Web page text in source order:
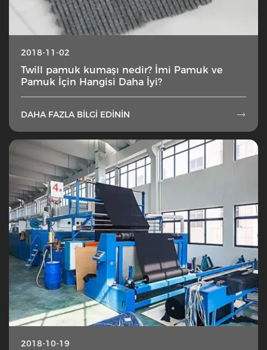
2018-11-02
Twill pamuk kumaşı nedir? İmi Pamuk ve
Pamuk İçin Hangisi Daha İyi?
DAHA FAZLA BILGI EDININ 
2018-10-19